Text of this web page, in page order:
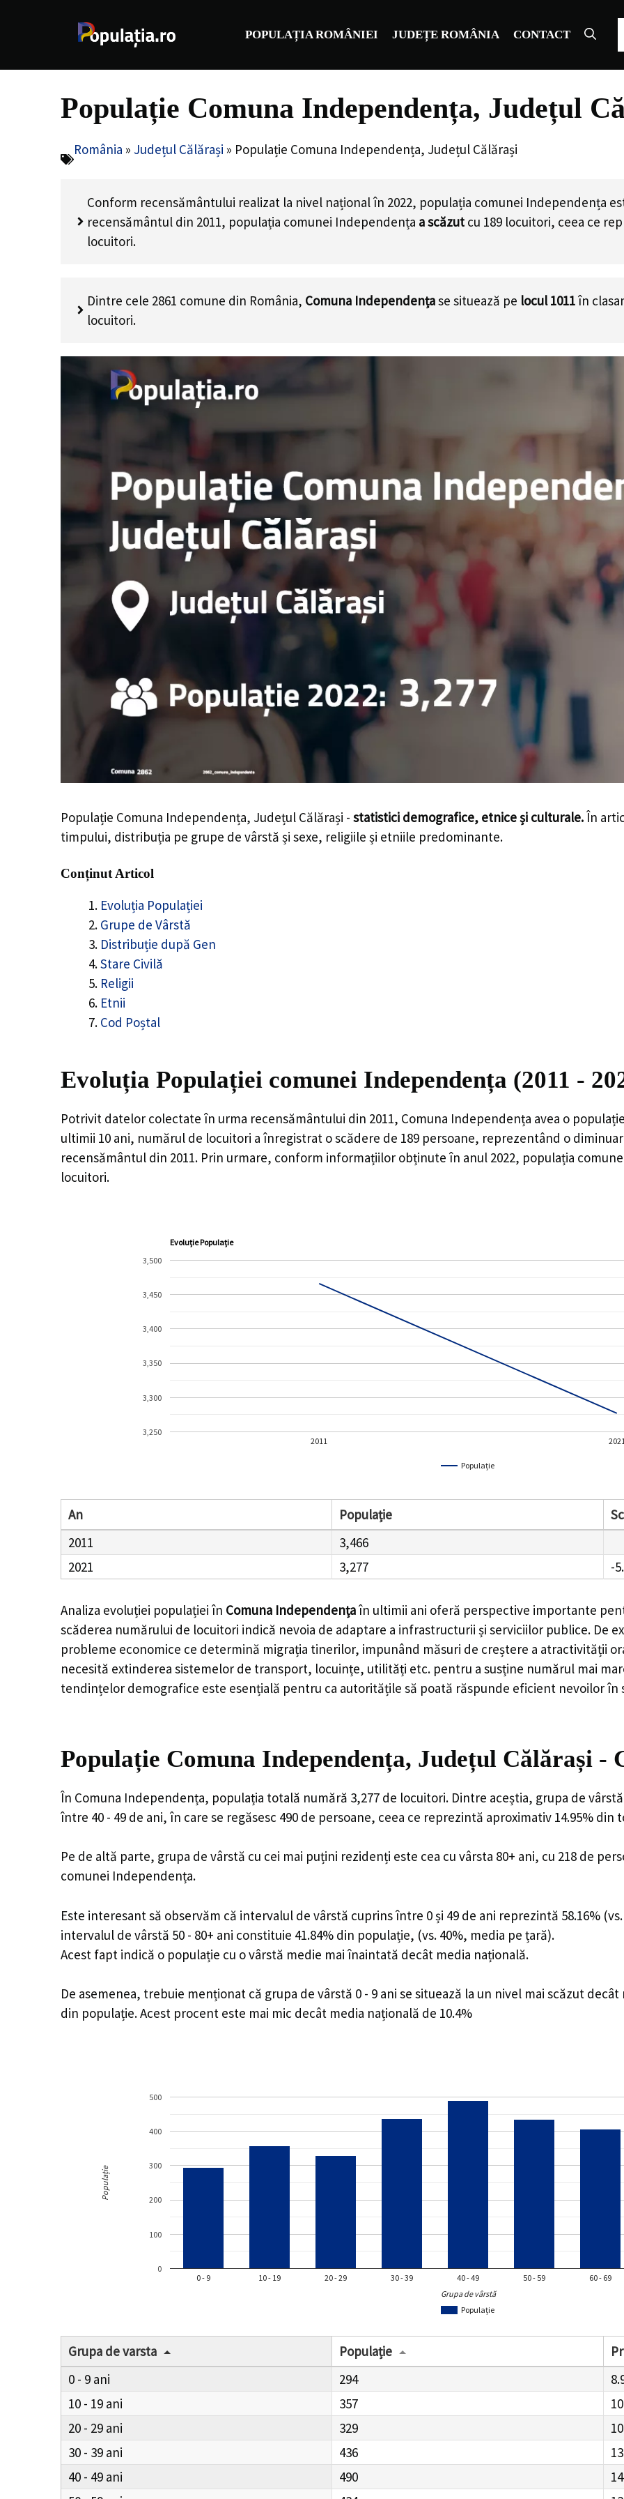
POPULAȚIA ROMÂNIEI JUDEȚE ROMÂNIA CONTACT
Populație Comuna Independența, Județul
România » Județul Călărași » Populație Comuna Independența, Județul Călărași
Conform recensământului realizat la nivel național în 2022, populația comunei Independența
recensământul din 2011, populația comunei Independența a scăzut cu 189 locuitori, ceea ce
locuitori.
Dintre cele 2861 comune din România, Comuna Independențase situează pe locul 1011în
locuitori.
Populație Comuna Independența, Județul Călărași - statistici demografice, etnice și culturale.În
timpului, distribuția pe grupe de vârstă și sexe, religiile și etniile predominante.
Conținut Articol
Evoluția Populației
Grupe de Vârstă
Distribuție după Gen
Stare Civilă
Religii
Etnii
Cod Poștal
Evoluția Populației comunei Independența (2011 -
Potrivit datelor colectate în urma recensământului din 2011, Comuna Independența avea o
ultimii 10 ani, numărul de locuitori a înregistrat oscădere de 189 persoane, reprezentând o
recensământul din 2011. Prin urmare, conform informațiilor obținute în anul 2022, populația
locuitori.
Evoluție Populație
Populație
2011
3,250
3,300
3,350
3,400
3,450
3,500
An Populație
2011
3,466
2021
3,277 -
Analiza evoluției populației în Comuna Independențaîn ultimii ani oferă perspective importante
scăderea numărului de locuitori indică nevoia de adaptare a infrastructurii și serviciilor publice. De
probleme economice ce determină migrația tinerilor, impunând măsuri de creștere a atractivității
necesită extinderea sistemelor de transport, locuințe, utilități etc. pentru a susține numărul mai
tendințelor demografice este esențială pentru ca autoritățile să poată răspunde eficient nevoilor
Populație Comuna Independența, Județul Călărași -
În Comuna Independența, populația totală numără 3,277 de locuitori. Dintre aceștia, grupa de
între 40 - 49 de ani, în care se regăsesc 490 de persoane, ceea ce reprezintă aproximativ 14.95% din
Pe de altă parte, grupa de vârstă cu cei mai puțini rezidenți este cea cu vârsta 80+ ani, cu 218 de
comunei Independența.
Este interesant să observăm că intervalul de vârstă cuprins între 0 și 49 de ani reprezintă 58.16%
intervalul de vârstă 50 - 80+ ani constituie 41.84% din populație, (vs. 40%, media pe țară).
Acest fapt indică o populație cu o vârstă medie mai înaintată decât media națională.
De asemenea, trebuie menționat că grupa de vârstă 0 - 9 ani se situează la un nivel mai scăzut
din populație. Acest procent este mai mic decât media națională de 10.4%
Populație
0 - 9 10 - 19 20 - 29 30 - 39 40 - 49 50 - 59 60 - 69
0
100
200
300
400
500
Grupa de vârstă
Populație
Grupa de varsta Populație
0 - 9
294
10 - 19
357
20 - 29
329
30 - 39
436
40 - 49
490